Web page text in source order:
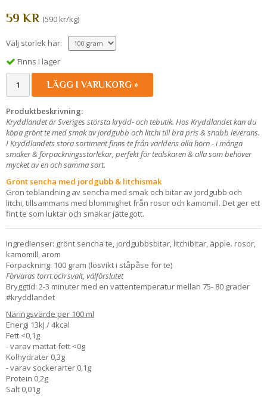
59 KR (590 kr/kg)
Välj storlek här:
Finns i lager
LÄGG I VARUKORG »
Produktbeskrivning:
Kryddlandet är Sveriges största krydd- och tebutik. Hos Kryddlandet kan du
köpa grönt te med smak av jordgubb och litchi till bra pris & snabb leverans.
I Kryddlandets stora sortiment finns te från världens alla hörn - i många
smaker & förpackningsstorlekar, perfekt för teälskaren & alla som behöver
mycket av en och samma sort.
Grönt sencha med jordgubb & litchismak
Grön teblandning av sencha med smak och bitar av jordgubb och
litchi, tillsammans med blommighet från rosor och kamomill. Det ger ett
fint te som luktar och smakar jättegott.
Ingredienser: grönt sencha te, jordgubbsbitar, litchibitar, äpple. rosor,
kamomill, arom
Förpackning: 100 gram (lösvikt i ståpåse för te)
Förvaras torrt och svalt, välförslutet
Bryggtid: 2-3 minuter med en vattentemperatur mellan 75- 80 grader
#kryddlandet
Näringsvärde per 100 ml
Energi 13kJ / 4kcal
Fett <0,1g
- varav mättat fett <0g
Kolhydrater 0,3g
- varav sockerarter 0,1g
Protein 0,2g
Salt 0,01g